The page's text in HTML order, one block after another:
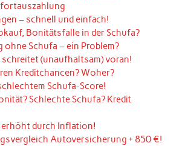
– schnell und einfach!
Bonitätsfalle in der Schufa?
ohne Schufa – ein Problem?
(unaufhaltsam) voran!
Kreditchancen? Woher?
Schufa-Score!
Schlechte Schufa? Kredit
erhöht durch Inflation!
Autoversicherung + 850 €!